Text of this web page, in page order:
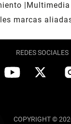
Multimedia
marcas
REDES SOCIALES
COPYRIGHT ©